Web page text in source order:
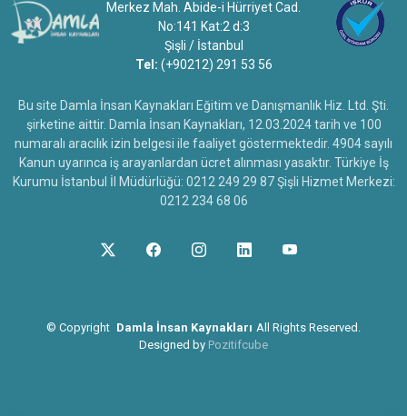
Merkez Mah. Abide-i Hürriyet Cad.
No:141 Kat:2 d:3
Şişli / İstanbul
Tel: (+90212) 291 53 56
Bu site Damla İnsan Kaynakları Eğitim ve Danışmanlık Hiz. Ltd. Şti.
şirketine aittir. Damla İnsan Kaynakları, 12.03.2024 tarih ve 100
numaralı aracılık izin belgesi ile faaliyet göstermektedir. 4904 sayılı
Kanun uyarınca iş arayanlardan ücret alınması yasaktır. Türkiye İş
Kurumu İstanbul İl Müdürlüğü: 0212 249 29 87 Şişli Hizmet Merkezi:
0212 234 68 06
© Copyright Damla İnsan Kaynakları All Rights Reserved.
Designed by Pozitifcube